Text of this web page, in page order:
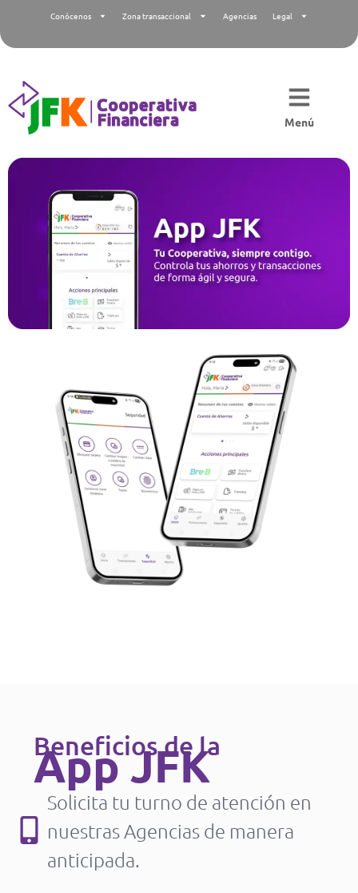
Conócenos Zona transaccional Agencias Legal
Menú
Beneficios de la
App JFK
Solicita tu turno de atención en
nuestras Agencias de manera
anticipada.